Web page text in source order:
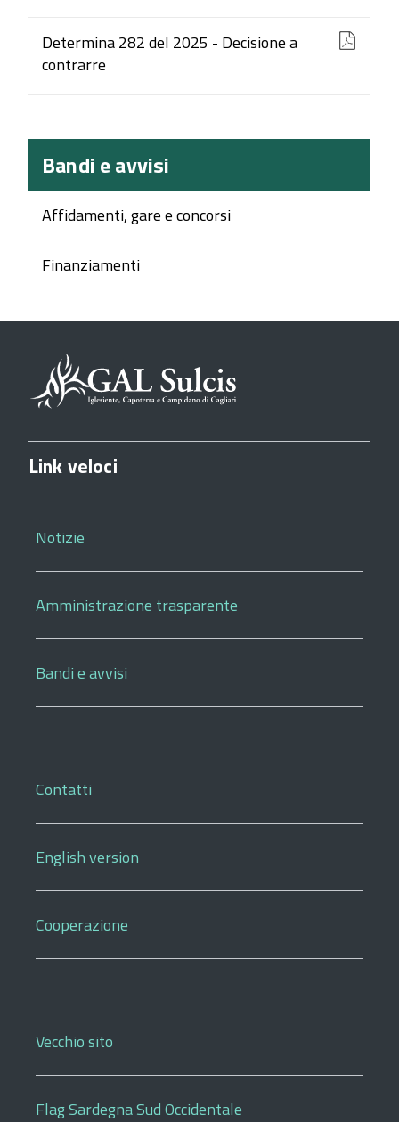
Determina 282 del 2025 - Decisione a
contrarre
Bandi e avvisi
Affidamenti, gare e concorsi
Finanziamenti
Link veloci
Notizie
Amministrazione trasparente
Bandi e avvisi
Contatti
English version
Cooperazione
Vecchio sito
Flag Sardegna Sud Occidentale